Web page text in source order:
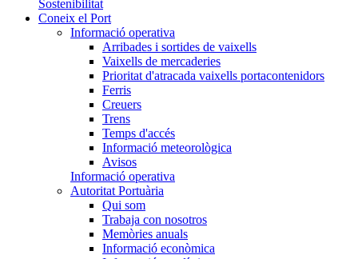
Sostenibilitat
Coneix el Port
Informació operativa
Arribades i sortides de vaixells
Vaixells de mercaderies
Prioritat d'atracada vaixells portacontenidors
Ferris
Creuers
Trens
Temps d'accés
Informació meteorològica
Avisos
Informació operativa
Autoritat Portuària
Qui som
Trabaja con nosotros
Memòries anuals
Informació econòmica